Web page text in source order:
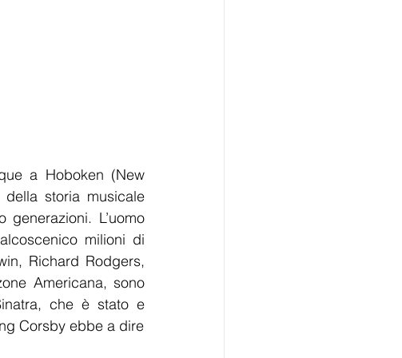
a Hoboken (New
storia musicale
L’uomo
milioni di
Richard Rodgers,
Americana, sono
che è stato e
Corsby ebbe a dire